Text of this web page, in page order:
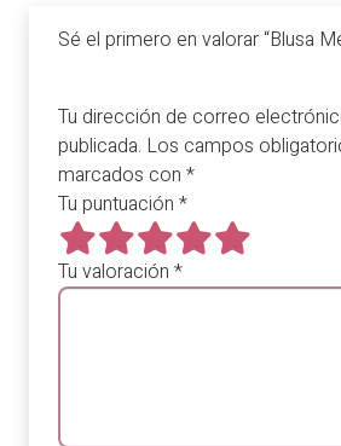
Sé el primero en valorar “Blusa
Tu dirección de correo
publicada. Los campos
marcados con *
Tu puntuación *
Tu valoración *